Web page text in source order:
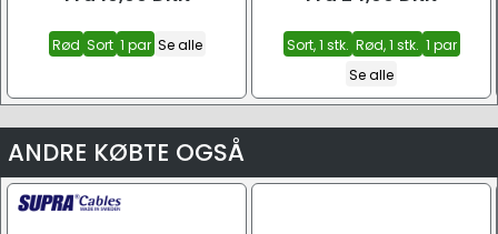
Rød Sort 1 par Se alle Sort, 1 stk. Rød, 1 stk. 1 par
Se alle
ANDRE KØBTE OGSÅ